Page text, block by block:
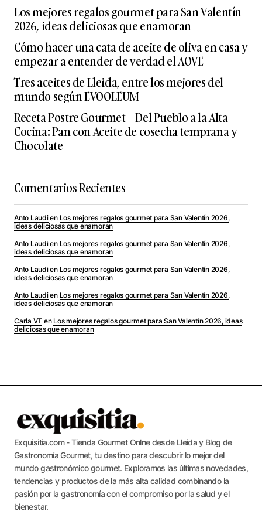
Los mejores regalos gourmet para San Valentín
2026, ideas deliciosas que enamoran
Cómo hacer una cata de aceite de oliva en casa y
empezar a entender de verdad el AOVE
Tres aceites de Lleida, entre los mejores del
mundo según EVOOLEUM
Receta Postre Gourmet – Del Pueblo a la Alta
Cocina: Pan con Aceite de cosecha temprana y
Chocolate
Comentarios Recientes
Anto Laudien Los mejores regalos gourmet para San Valentín 2026,
ideas deliciosas que enamoran
Anto Laudien Los mejores regalos gourmet para San Valentín 2026,
ideas deliciosas que enamoran
Anto Laudien Los mejores regalos gourmet para San Valentín 2026,
ideas deliciosas que enamoran
Anto Laudien Los mejores regalos gourmet para San Valentín 2026,
ideas deliciosas que enamoran
Carla VT en Los mejores regalos gourmet para San Valentín 2026, ideas
deliciosas que enamoran
Exquisitia.com - Tienda Gourmet Onlne desde Lleida y Blog de
Gastronomía Gourmet, tu destino para descubrir lo mejor del
mundo gastronómico gourmet. Exploramos las últimas novedades,
tendencias y productos de la más alta calidad combinando la
pasión por la gastronomía con el compromiso por la salud y el
bienestar.